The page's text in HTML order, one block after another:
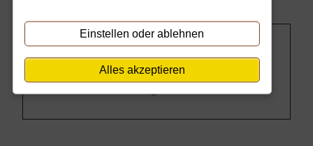
Einstellen oder ablehnen
Alles akzeptieren
Um dieses Projekt zu finanzieren, wird
hier Werbung eingeblendet.